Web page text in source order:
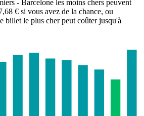
- Barcelone les moins chers peuvent
€ si vous avez de la chance, ou
billet le plus cher peut coûter jusqu'à